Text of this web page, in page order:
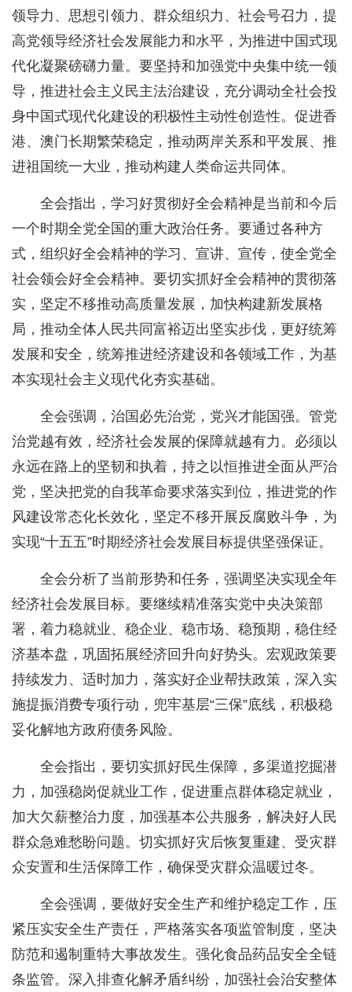
领导力、思想引领力、群众组织力、社会号召力，提
高党领导经济社会发展能力和水平，为推进中国式现
代化凝聚磅礴力量。要坚持和加强党中央集中统一领
导，推进社会主义民主法治建设，充分调动全社会投
身中国式现代化建设的积极性主动性创造性。促进香
港、澳门长期繁荣稳定，推动两岸关系和平发展、推
进祖国统一大业，推动构建人类命运共同体。
全会指出，学习好贯彻好全会精神是当前和今后
一个时期全党全国的重大政治任务。要通过各种方
式，组织好全会精神的学习、宣讲、宣传，使全党全
社会领会好全会精神。要切实抓好全会精神的贯彻落
实，坚定不移推动高质量发展，加快构建新发展格
局，推动全体人民共同富裕迈出坚实步伐，更好统筹
发展和安全，统筹推进经济建设和各领域工作，为基
本实现社会主义现代化夯实基础。
全会强调，治国必先治党，党兴才能国强。管党
治党越有效，经济社会发展的保障就越有力。必须以
永远在路上的坚韧和执着，持之以恒推进全面从严治
党，坚决把党的自我革命要求落实到位，推进党的作
风建设常态化长效化，坚定不移开展反腐败斗争，为
实现“十五五”时期经济社会发展目标提供坚强保证。
全会分析了当前形势和任务，强调坚决实现全年
经济社会发展目标。要继续精准落实党中央决策部
署，着力稳就业、稳企业、稳市场、稳预期，稳住经
济基本盘，巩固拓展经济回升向好势头。宏观政策要
持续发力、适时加力，落实好企业帮扶政策，深入实
施提振消费专项行动，兜牢基层“三保”底线，积极稳
妥化解地方政府债务风险。
全会指出，要切实抓好民生保障，多渠道挖掘潜
力，加强稳岗促就业工作，促进重点群体稳定就业，
加大欠薪整治力度，加强基本公共服务，解决好人民
群众急难愁盼问题。切实抓好灾后恢复重建、受灾群
众安置和生活保障工作，确保受灾群众温暖过冬。
全会强调，要做好安全生产和维护稳定工作，压
紧压实安全生产责任，严格落实各项监管制度，坚决
防范和遏制重特大事故发生。强化食品药品安全全链
条监管。深入排查化解矛盾纠纷，加强社会治安整体